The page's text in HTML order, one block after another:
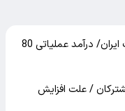
تغییر مثبت در عملکرد مالی بانک صادرات ایران/ درآمد عملیاتی 80
/ علت افزایش